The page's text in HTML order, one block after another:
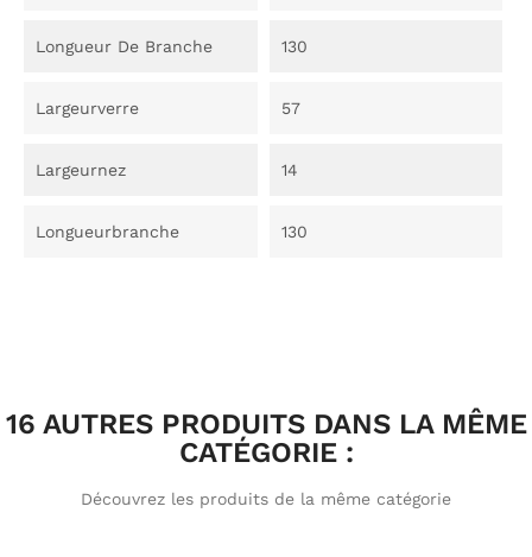
Longueur De Branche 130
Largeurverre 57
Largeurnez 14
Longueurbranche 130
16 AUTRES PRODUITS DANS LA MÊME
CATÉGORIE :
Découvrez les produits de la même catégorie